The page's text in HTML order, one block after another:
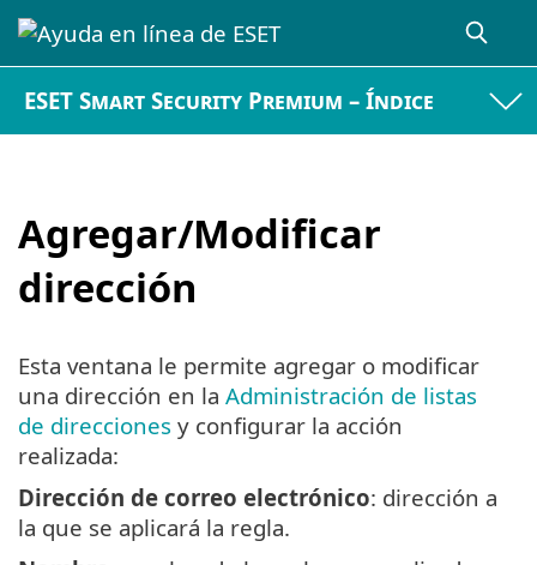
ESET Smart Security Premium – Índice
Agregar/Modificar
dirección
Esta ventana le permite agregar o modificar
una dirección en la Administración de listas
de direcciones y configurar la acción
realizada:
Dirección de correo electrónico: dirección a
la que se aplicará la regla.